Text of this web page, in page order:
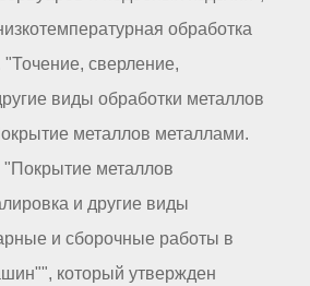
обработка
"Точение, сверление,
виды обработки металлов
металлов металлами.
"Покрытие металлов
и другие виды
и сборочные работы в
который утвержден